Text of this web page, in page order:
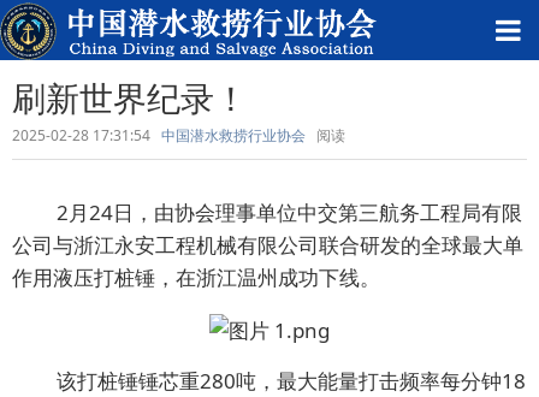
刷新世界纪录！
2025-02-28 17:31:54 中国潜水救捞行业协会 阅读
2月24日，由协会理事单位中交第三航务工程局有限
公司与浙江永安工程机械有限公司联合研发的全球最大单
作用液压打桩锤，在浙江温州成功下线。
该打桩锤锤芯重280吨，最大能量打击频率每分钟18